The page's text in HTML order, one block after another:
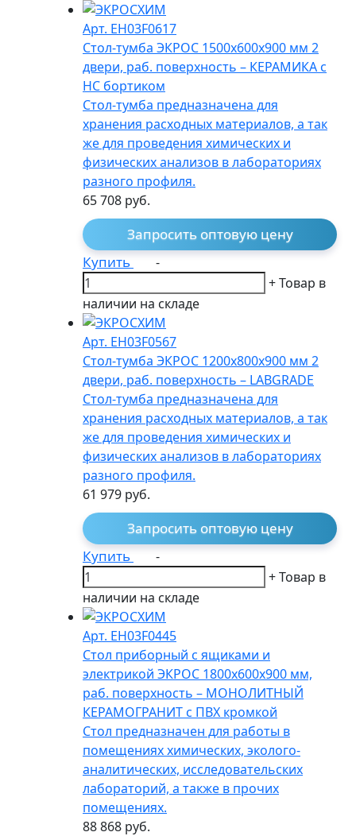
Арт. EH03F0617
Стол-тумба ЭКРОС 1500х600х900 мм 2
двери, раб. поверхность – КЕРАМИКА с
НС бортиком
Стол-тумба предназначена для
хранения расходных материалов, а так
же для проведения химических и
физических анализов в лабораториях
разного профиля.
65 708 руб.
Запросить оптовую цену
Купить
-
+Товар в
наличии на складе
Арт. EH03F0567
Стол-тумба ЭКРОС 1200х800х900 мм 2
двери, раб. поверхность – LABGRADE
Стол-тумба предназначена для
хранения расходных материалов, а так
же для проведения химических и
физических анализов в лабораториях
разного профиля.
61 979 руб.
Запросить оптовую цену
Купить
-
+Товар в
наличии на складе
Арт. EH03F0445
Стол приборный с ящиками и
электрикой ЭКРОС 1800х600х900 мм,
раб. поверхность – МОНОЛИТНЫЙ
КЕРАМОГРАНИТ с ПВХ кромкой
Стол предназначен для работы в
помещениях химических, эколого-
аналитических, исследовательских
лабораторий, а также в прочих
помещениях.
88 868 руб.